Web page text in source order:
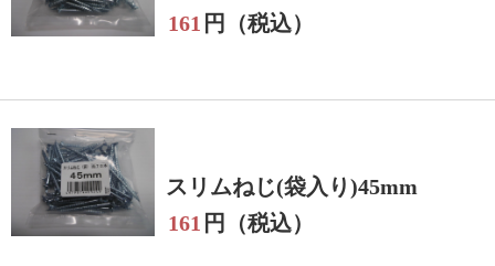
161 円（税込）
スリムねじ(袋入り)45mm
161 円（税込）